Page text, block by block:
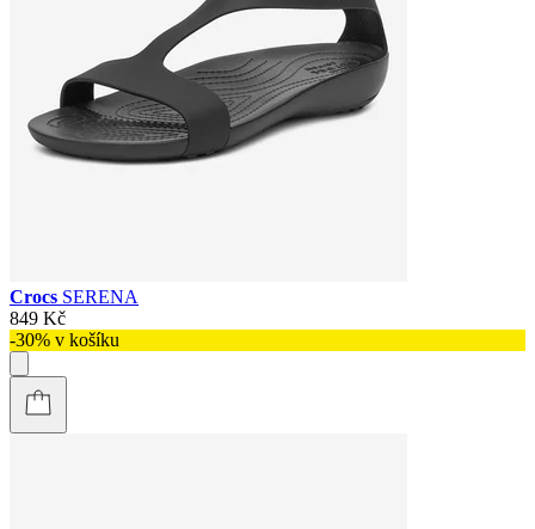
Crocs SERENA
849 Kč
-30% v košíku